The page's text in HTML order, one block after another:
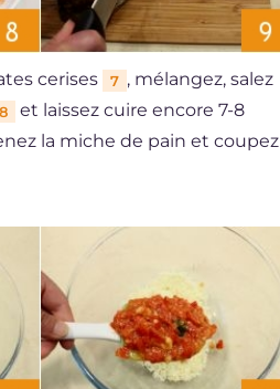
cerises 7 , mélangez, salez
8
et laissez cuire encore 7-8
la miche de pain et coupez